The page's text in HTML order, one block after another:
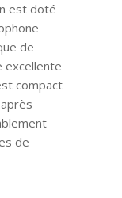
est doté
de
excellente
compact
de